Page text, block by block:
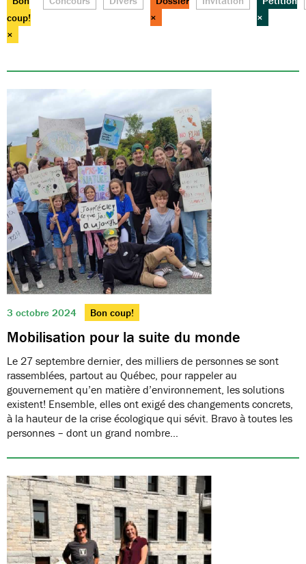
3 octobre 2024 Bon coup!
Mobilisation pour la suite du monde
Le 27 septembre dernier, des milliers de personnes se sont
rassemblées, partout au Québec, pour rappeler au
gouvernement qu’en matière d’environnement, les solutions
existent! Ensemble, elles ont exigé des changements concrets,
à la hauteur de la crise écologique qui sévit. Bravo à toutes les
personnes – dont un grand nombre…
coup!
×
×
×